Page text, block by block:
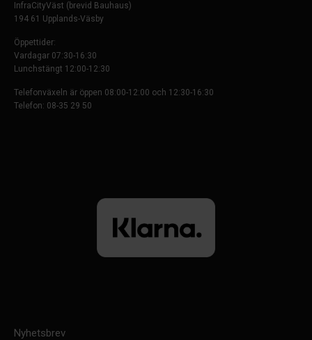
InfraCityVäst (brevid Bauhaus)
194 61 Upplands-Väsby
Öppettider:
Vardagar 07:30-16:30
Lunchstängt 12:00-12:30
Telefonväxeln är öppen 08:00-12:00 och 12:30-16:30
Telefon: 08-35 29 50
Nyhetsbrev